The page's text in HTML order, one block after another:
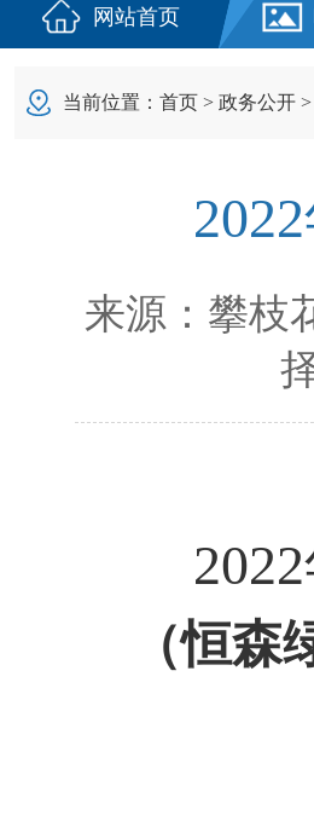
网站首页
当前位置： 首页 > 政务公开 >
来源： 攀枝
（恒森